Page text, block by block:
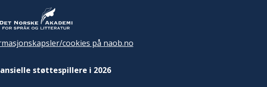
cookies på naob.no
støttespillere i 2026